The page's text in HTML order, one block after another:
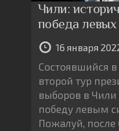
Чили:
победа левых
16 января
Состоявшийся в
второй тур
выборов в Чили
победу левым
Пожалуй, после